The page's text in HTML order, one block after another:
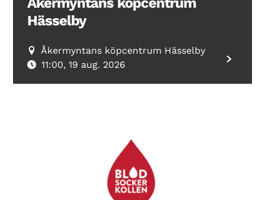
Hässelby
Åkermyntans köpcentrum Hässelby
11:00, 19 aug. 2026